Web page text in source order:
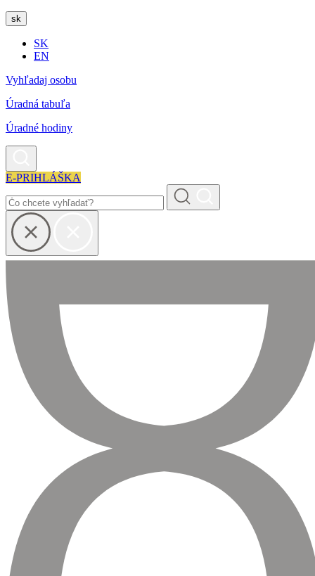
sk
SK
EN
Vyhľadaj osobu
Úradná tabuľa
Úradné hodiny
E-PRIHLÁŠKA